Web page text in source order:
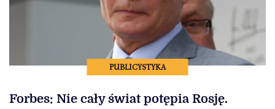
PUBLICYSTYKA
Forbes: Nie cały świat potępia Rosję.